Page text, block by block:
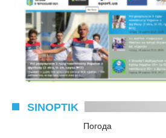
SINOPTIK
Погода